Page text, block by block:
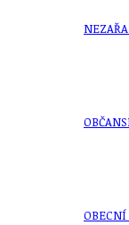
OBECNÍ